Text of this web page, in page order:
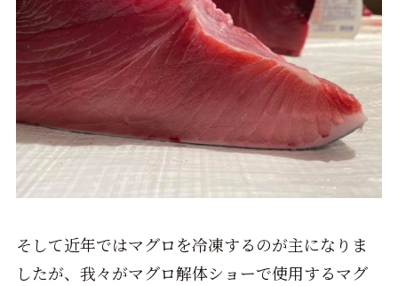
そして近年ではマグロを冷凍するのが主になりま
したが、我々がマグロ解体ショーで使用するマグ